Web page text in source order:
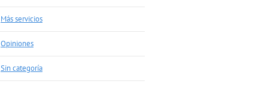
Más servicios
Opiniones
Sin categoría